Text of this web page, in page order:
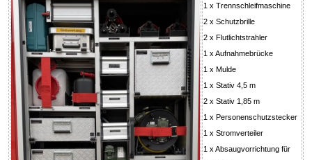
1 x Trennschleifmaschine
2 x Schutzbrille
2 x Flutlichtstrahler
1 x Aufnahmebrücke
1 x Mulde
1 x Stativ 4,5 m
2 x Stativ 1,85 m
1 x Personenschutzstecker
1 x Stromverteiler
1 x Absaugvorrichtung für